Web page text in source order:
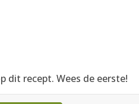
dit recept. Wees de eerste!